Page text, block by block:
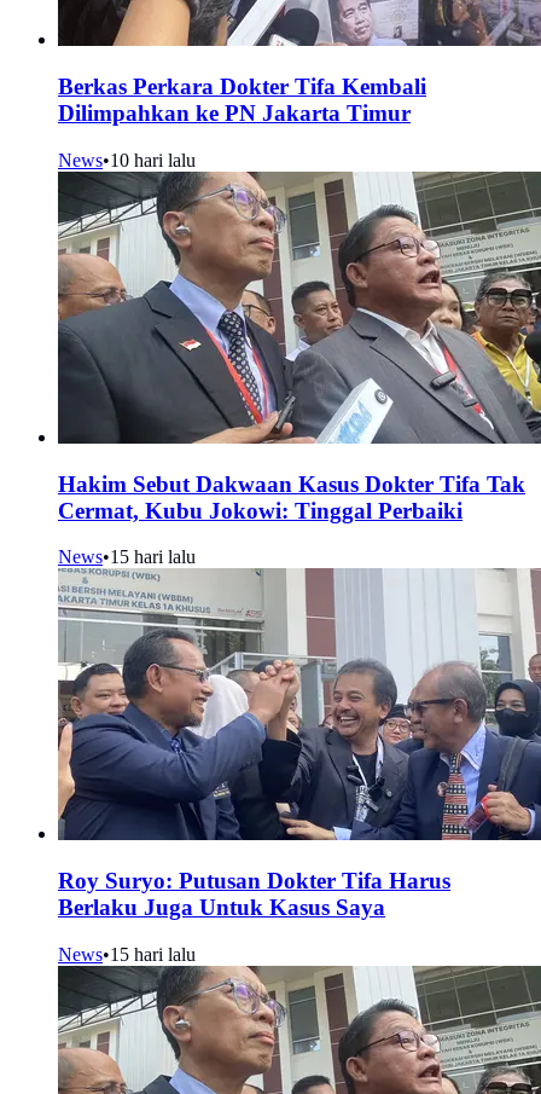
Berkas Perkara Dokter Tifa Kembali
Dilimpahkan ke PN Jakarta Timur
News•10 hari lalu
Hakim Sebut Dakwaan Kasus Dokter Tifa Tak
Cermat, Kubu Jokowi: Tinggal Perbaiki
News•15 hari lalu
Roy Suryo: Putusan Dokter Tifa Harus
Berlaku Juga Untuk Kasus Saya
News•15 hari lalu